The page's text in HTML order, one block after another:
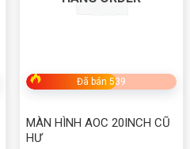
Đã bán 539
MÀN HÌNH AOC 20INCH CŨ
HƯ